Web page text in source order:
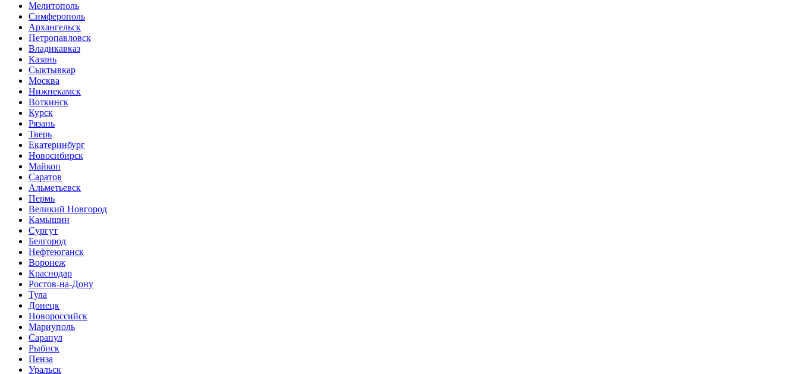
Мелитополь
Симферополь
Архангельск
Петропавловск
Владикавказ
Казань
Сыктывкар
Москва
Нижнекамск
Воткинск
Курск
Рязань
Тверь
Екатеринбург
Новосибирск
Майкоп
Саратов
Альметьевск
Пермь
Великий Новгород
Камышин
Сургут
Белгород
Нефтеюганск
Воронеж
Краснодар
Ростов-на-Дону
Тула
Донецк
Новороссийск
Мариуполь
Сарапул
Рыбиск
Пенза
Уральск